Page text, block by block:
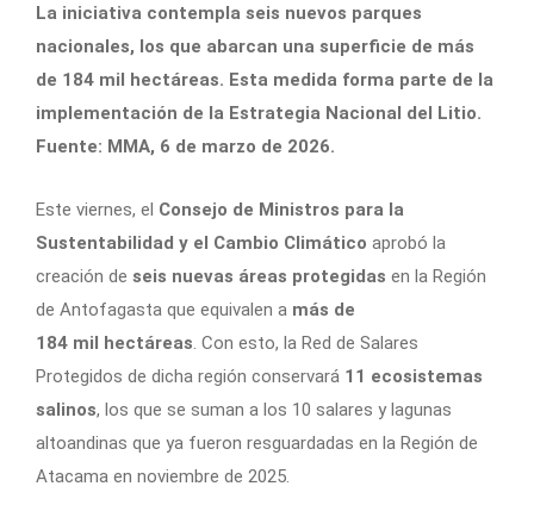
La iniciativa contempla seis nuevos parques
nacionales, los que abarcan una superficie de más
de 184 mil hectáreas. Esta medida forma parte de la
implementación de la Estrategia Nacional del Litio.
Fuente: MMA, 6 de marzo de 2026.
Este viernes, el Consejo de Ministros para la
Sustentabilidad y el Cambio Climático aprobó la
creación de seis nuevas áreas protegidas en la Región
de Antofagasta que equivalen a más de
184 mil hectáreas. Con esto, la Red de Salares
Protegidos de dicha región conservará 11 ecosistemas
salinos, los que se suman a los 10 salares y lagunas
altoandinas que ya fueron resguardadas en la Región de
Atacama en noviembre de 2025.